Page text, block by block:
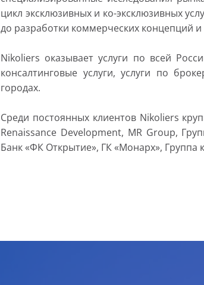
цикл эксклюзивных и ко-эксклюзивных
до разработки коммерческих концепций
Nikoliers оказывает услуги по всей
консалтинговые услуги, услуги по
городах.
Среди постоянных клиентов Nikoliers
Renaissance Development, MR Group,
Банк «ФК Открытие», ГК «Монарх», Группа